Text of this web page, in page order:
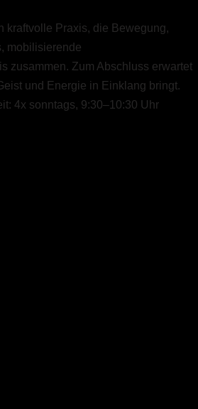
kraftvolle Praxis, die Bewegung,
mobilisierende
zusammen. Zum Abschluss erwartet
und Energie in Einklang bringt.
4x sonntags, 9:30–10:30 Uhr